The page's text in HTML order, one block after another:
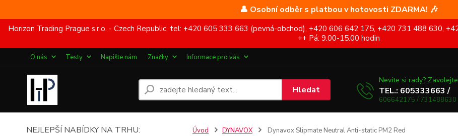
👤 Osobní odběr s platbou v hotovosti ZDARMA! 🎶
Horizon Trading Prague s.r.o. - Czech Republic, tel: +420 605 333 663 (pevná-obchod), +420 606 642 175, +420 731 488 630,
++ Pá: 9.00-15.00 hodin
O nás Testy Napište nám Značky Informace pro vás
Hledat
Nevíte si rady?
TEL.: 605333663 /
606642175 /
NEJLEPŠÍ NABÍDKY NA TRHU: Úvod DYNAVOX Dynavox Slipmate Neutral Anti-static PM2 Red